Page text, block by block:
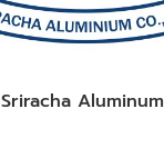
Sriracha Aluminum